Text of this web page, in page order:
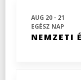
AUG 20 - 21
EGÉSZ NAP
NEMZETI